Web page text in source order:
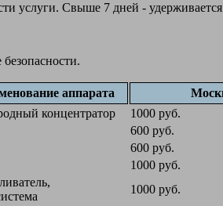
услуги. Свыше 7 дней -
аппарата
концентратор
1000 руб.
600 руб.
600 руб.
1000 руб.
1000 руб.